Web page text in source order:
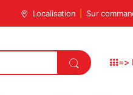
Localisation Sur
=>